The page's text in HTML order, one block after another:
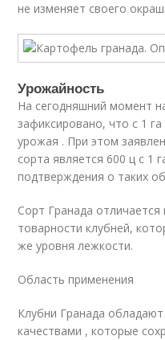
не изменяет своего
Урожайность
На сегодняшний момент
зафиксировано, что с 1
урожая . При этом
сорта является 600 ц с 1
подтверждения о таких
Сорт Гранада
товарности клубней,
же уровня лежкости.
Область применения
Клубни Гранада
качествами , которые